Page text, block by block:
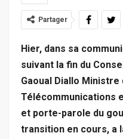
Partager
Hier, dans sa
suivant la fin du
Gaoual Diallo
Télécommunications
et porte-parole du
transition en cours, a